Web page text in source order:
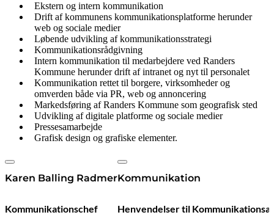
Ekstern og intern kommunikation
Drift af kommunens kommunikationsplatforme herunder
web og sociale medier
Løbende udvikling af kommunikationsstrategi
Kommunikationsrådgivning
Intern kommunikation til medarbejdere ved Randers
Kommune herunder drift af intranet og nyt til personalet
Kommunikation rettet til borgere, virksomheder og
omverden både via PR, web og annoncering
Markedsføring af Randers Kommune som geografisk sted
Udvikling af digitale platforme og sociale medier
Pressesamarbejde
Grafisk design og grafiske elementer.
Karen Balling Radmer
Kommunikationschef
Kommunikation
Henvendelser til